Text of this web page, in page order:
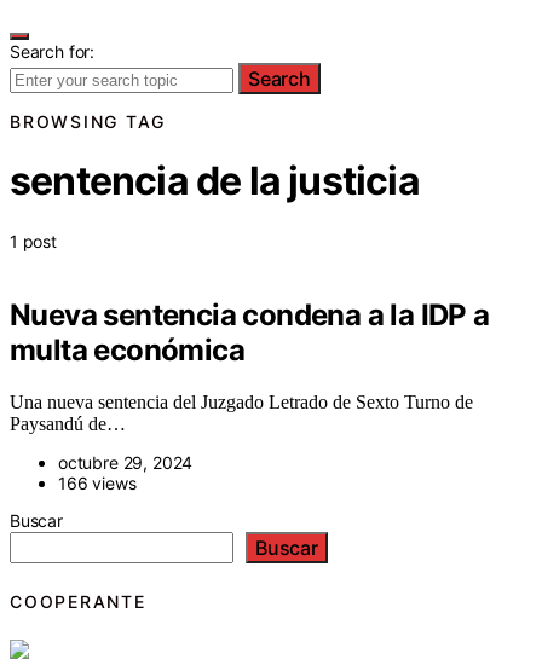
Search for:
Search
BROWSING TAG
sentencia de la justicia
1 post
Nueva sentencia condena a la IDP a
multa económica
Una nueva sentencia del Juzgado Letrado de Sexto Turno de
Paysandú de…
octubre 29, 2024
166 views
Buscar
Buscar
COOPERANTE